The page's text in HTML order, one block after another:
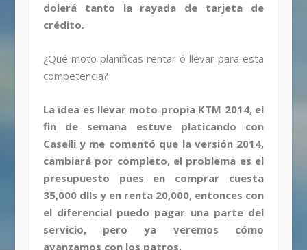
dolerá tanto la rayada de tarjeta de
crédito.
¿Qué moto planificas rentar ó llevar para esta
competencia?
La idea es llevar moto propia KTM 2014, el
fin de semana estuve platicando con
Caselli y me comentó que la versión 2014,
cambiará por completo, el problema es el
presupuesto pues en comprar cuesta
35,000 dlls y en renta 20,000, entonces con
el diferencial puedo pagar una parte del
servicio, pero ya veremos cómo
avanzamos con los patros.